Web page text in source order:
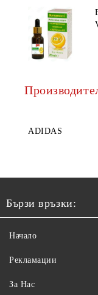
ADIDAS
Бързи връзки:
Начало
Рекламации
За Нас